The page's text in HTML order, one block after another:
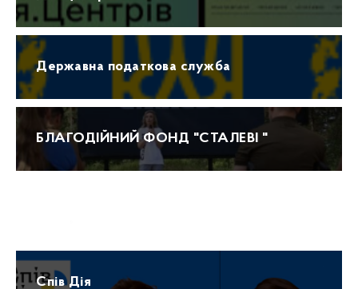
Державна податкова служба
БЛАГОДІЙНИЙ ФОНД "СТАЛЕВІ "
Спів Дія